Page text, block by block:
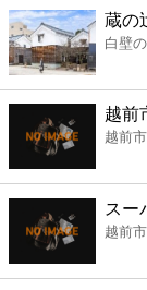
コンビニ
薬局
スーパー
エンタメ
レジャー
蔵の
白壁
越前
越前
スー
越前